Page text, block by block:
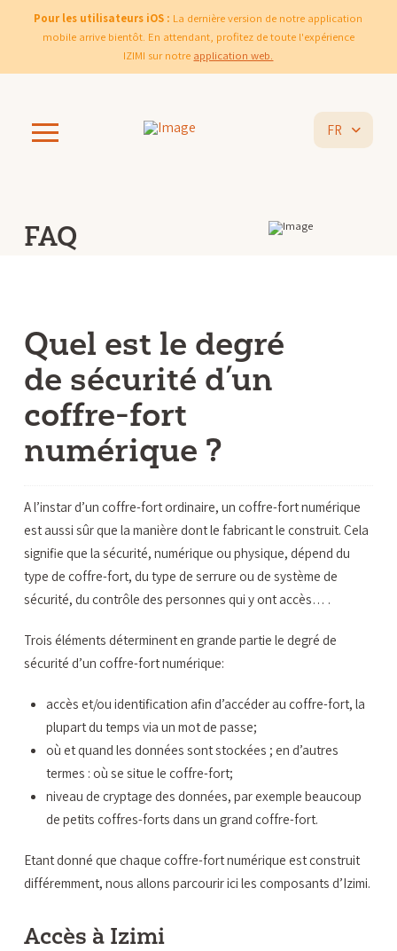
Pour les utilisateurs iOS : La dernière version de notre application
mobile arrive bientôt. En attendant, profitez de toute l'expérience
IZIMI sur notre application web.
FR
FAQ
Quel est le degré
de sécurité d’un
coffre-fort
numérique ?
A l’instar d’un coffre-fort ordinaire, un coffre-fort numérique
est aussi sûr que la manière dont le fabricant le construit. Cela
signifie que la sécurité, numérique ou physique, dépend du
type de coffre-fort, du type de serrure ou de système de
sécurité, du contrôle des personnes qui y ont accès… .
Trois éléments déterminent en grande partie le degré de
sécurité d’un coffre-fort numérique:
accès et/ou identification afin d’accéder au coffre-fort, la
plupart du temps via un mot de passe;
où et quand les données sont stockées ; en d’autres
termes : où se situe le coffre-fort;
niveau de cryptage des données, par exemple beaucoup
de petits coffres-forts dans un grand coffre-fort.
Etant donné que chaque coffre-fort numérique est construit
différemment, nous allons parcourir ici les composants d’Izimi.
Accès à Izimi